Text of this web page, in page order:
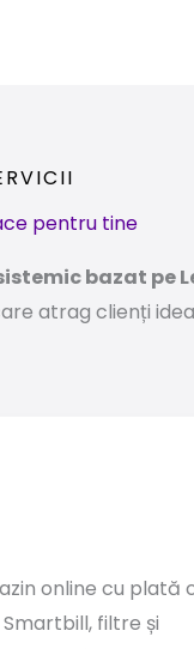
pentru tine
bazat pe
atrag clienți
online cu plată
filtre și